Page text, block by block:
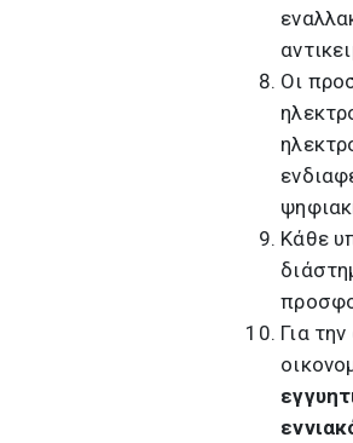
Οι
Κάθε
Για την